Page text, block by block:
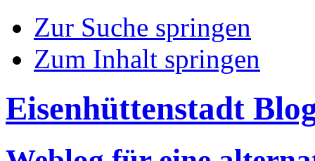
Zur Suche springen
Zum Inhalt springen
Eisenhüttenstadt